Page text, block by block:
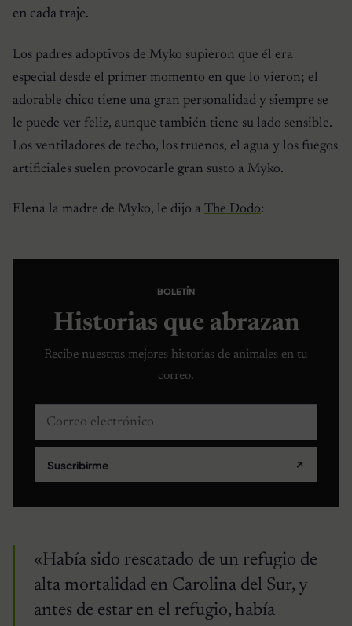
en cada traje.
Los padres adoptivos de Myko supieron que él era
especial desde el primer momento en que lo vieron; el
adorable chico tiene una gran personalidad y siempre se
le puede ver feliz, aunque también tiene su lado sensible.
Los ventiladores de techo, los truenos, el agua y los fuegos
artificiales suelen provocarle gran susto a Myko.
Elena la madre de Myko, le dijo a The Dodo:
BOLETÍN
Historias que abrazan
Recibe nuestras mejores historias de animales en tu
correo.
Correo electrónico
Suscribirme ↗
«Había sido rescatado de un refugio de
alta mortalidad en Carolina del Sur, y
antes de estar en el refugio, había